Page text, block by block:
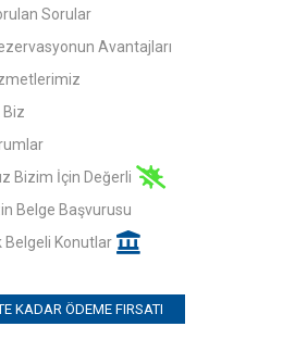
Sorular
Avantajları
Biz
Bizim İçin Değerli
Belge Başvurusu
Belgeli Konutlar
KADAR ÖDEME FIRSATI